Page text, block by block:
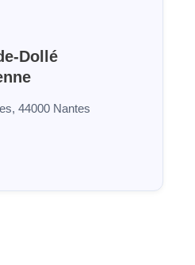
Dollé
44000 Nantes